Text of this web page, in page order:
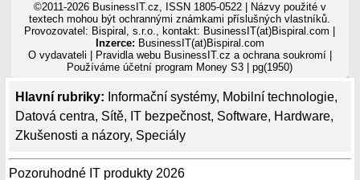
Hlavní rubriky: Informační systémy, Mobilní technologie,
Datová centra, Sítě, IT bezpečnost, Software, Hardware,
Zkušenosti a názory, Speciály
Pozoruhodné IT produkty 2026
©2011-2026 BusinessIT.cz, ISSN 1805-0522 | Názvy použité v
textech mohou být ochrannými známkami příslušných vlastníků.
Provozovatel: Bispiral, s.r.o., kontakt: BusinessIT(at)Bispiral.com |
Inzerce: BusinessIT(at)Bispiral.com
O vydavateli
Pravidla webu BusinessIT.cz a ochrana soukromí|
Používámeúčetní program Money S3 | pg(1950)